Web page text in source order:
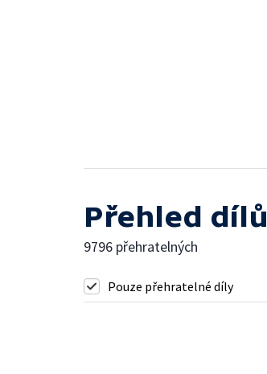
Přehled dílů
9796 přehratelných
Pouze přehratelné díly